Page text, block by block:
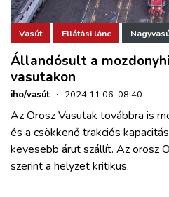
ZÖLDÚT
HAJÓZÁS
BLOG
ARCHÍVUM
Vasút Ellátási lánc
Állandósult a
vasutakon
iho/vasút · 2024.11.06. 08:40
Az Orosz Vasutak továbbra is
és a csökkenő trakciós
kevesebb árut szállít. Az orosz
szerint a helyzet kritikus.